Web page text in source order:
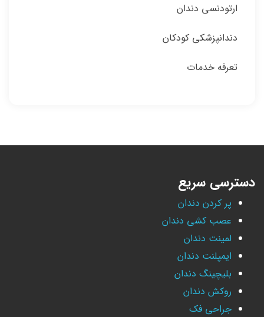
ارتودنسی دندان
دندانپزشکی کودکان
تعرفه خدمات
دسترسی سریع
پر کردن دندان
عصب کشی دندان
لمینت دندان
ایمپلنت دندان
بلیچینگ دندان
روکش دندان
جراحی فک